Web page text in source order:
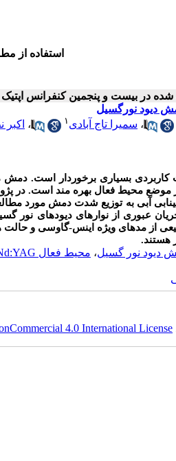
استفاده از
دیود نورگسیل
، سمیرا تاج آبادی ۱ ،
کاربردی بسیاری برخوردار است. دمش
محیط فعال بهره مند است. در
آبی به توزیع شدت دمش مورد
عبوری از نوارهای دیودهای نور
از مدهای ویژه اینس-گاوسی و حالت
هستند.
دیود نور گسیل، محیط فعال Ce:Nd:YAG
4.0 International License